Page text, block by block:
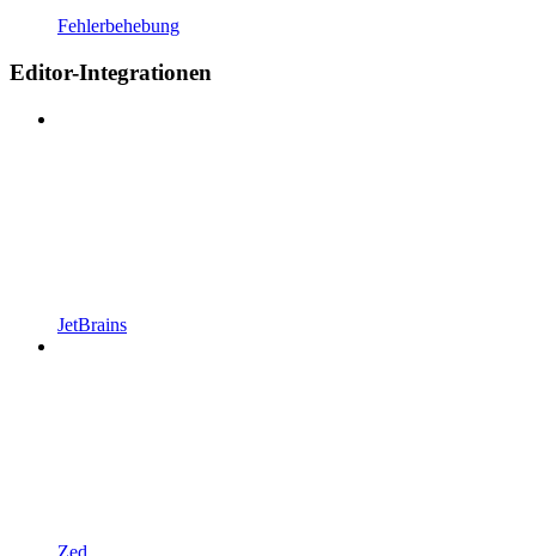
Fehlerbehebung
Editor-Integrationen
JetBrains
Zed